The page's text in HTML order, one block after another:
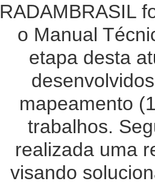
RADAMBRASIL
o Manual
etapa desta
mapeamento
trabalhos.
realizada uma
visando